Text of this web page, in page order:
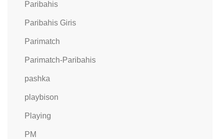
Paribahis
Paribahis Giris
Parimatch
Parimatch-Paribahis
pashka
playbison
Playing
PM